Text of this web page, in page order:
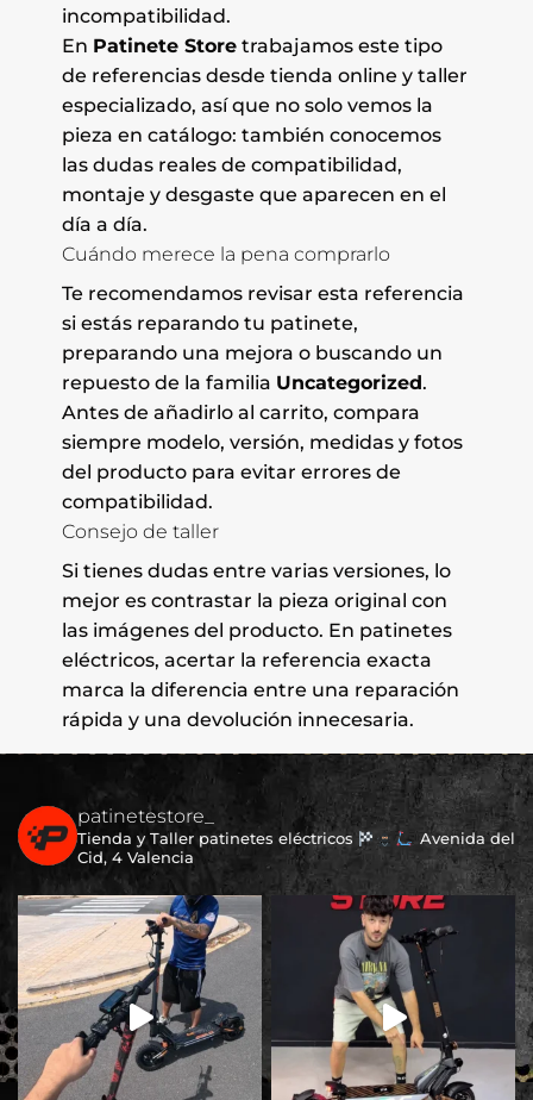
incompatibilidad.
En Patinete Storetrabajamos este tipo
de referencias desde tienda online y taller
especializado, así que no solo vemos la
pieza en catálogo: también conocemos
las dudas reales de compatibilidad,
montaje y desgaste que aparecen en el
día a día.
Cuándo merece la pena comprarlo
Te recomendamos revisar esta referencia
si estás reparando tu patinete,
preparando una mejora o buscando un
repuesto de la familia Uncategorized.
Antes de añadirlo al carrito, compara
siempre modelo, versión, medidas y fotos
del producto para evitar errores de
compatibilidad.
Consejo de taller
Si tienes dudas entre varias versiones, lo
mejor es contrastar la pieza original con
las imágenes del producto. En patinetes
eléctricos, acertar la referencia exacta
marca la diferencia entre una reparación
rápida y una devolución innecesaria.
patinetestore_
Tienda y Taller patinetes eléctricos
Avenida del
Cid, 4 Valencia